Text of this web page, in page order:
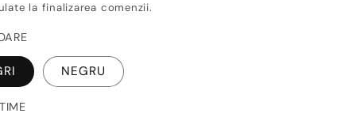
la finalizarea comenzii.
NEGRU